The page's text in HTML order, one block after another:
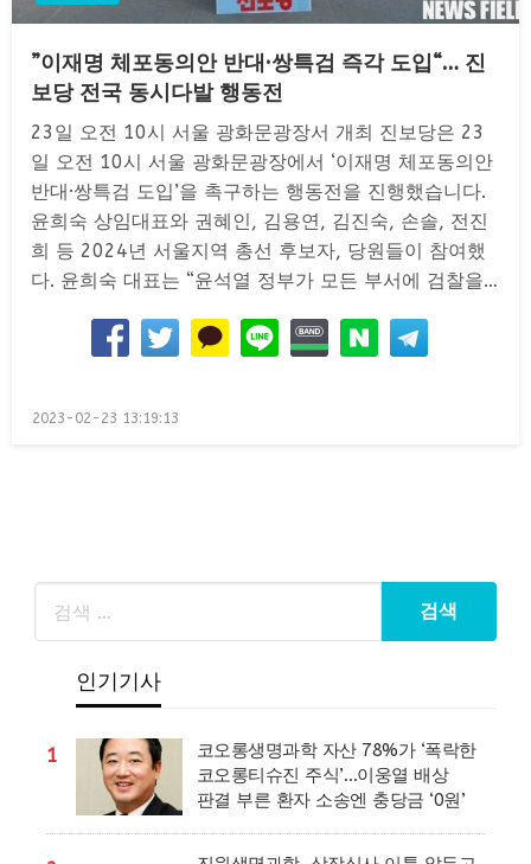
”이재명 체포동의안 반대·쌍특검 즉각 도입“… 진
보당 전국 동시다발 행동전
23일 오전 10시 서울 광화문광장서 개최 진보당은 23
일 오전 10시 서울 광화문광장에서 ‘이재명 체포동의안
반대·쌍특검 도입’을 촉구하는 행동전을 진행했습니다.
윤희숙 상임대표와 권혜인, 김용연, 김진숙, 손솔, 전진
희 등 2024년 서울지역 총선 후보자, 당원들이 참여했
다. 윤희숙 대표는 “윤석열 정부가 모든 부서에 검찰을…
Posted
2023-02-23 13:19:13
인기기사
1
코오롱생명과학 자산 78%가 ‘폭락한
코오롱티슈진 주식’…이웅열 배상
판결 부른 환자 소송엔 충당금 ‘0원’